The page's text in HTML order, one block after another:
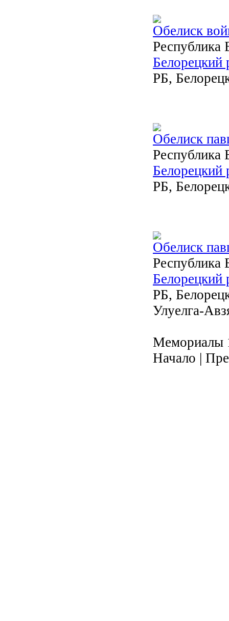
Обелиск
Республика
Белорецкий
РБ,
Обелиск
Республика
Белорецкий
РБ,
Обелиск
Республика
Белорецкий
РБ,
Улуелга-
Мемориалы
Начало |